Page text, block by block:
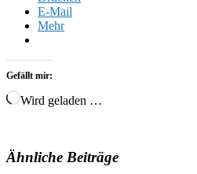
E-Mail
Mehr
Gefällt mir:
Wird geladen …
Ähnliche Beiträge